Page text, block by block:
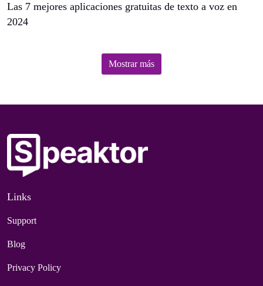
Las 7 mejores aplicaciones gratuitas de texto a voz en
2024
Mostrar más
Links
Support
Blog
Privacy Policy